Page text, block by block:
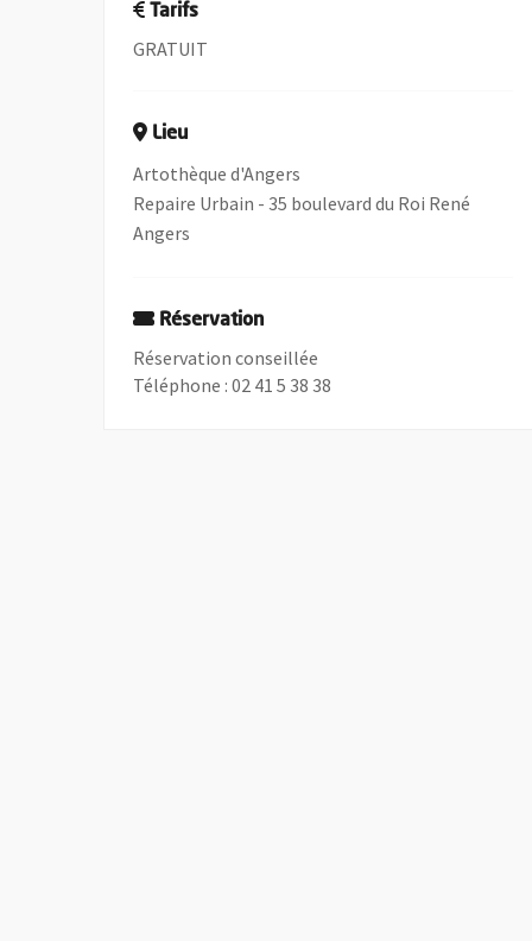
Tarifs
GRATUIT
Lieu
Artothèque d'Angers
Repaire Urbain - 35 boulevard du Roi René
Angers
Réservation
Réservation conseillée
Téléphone : 02 41 5 38 38